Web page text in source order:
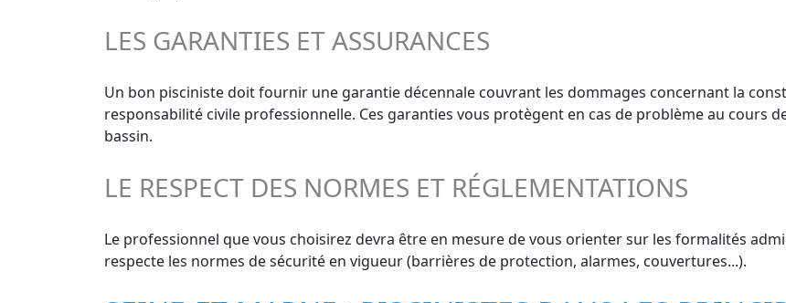
LES GARANTIES ET ASSURANCES
Un bon pisciniste doit fournir une garantie décennale couvrant les dommages concernant la
responsabilité civile professionnelle. Ces garanties vous protègent en cas de problème au cours
bassin.
LE RESPECT DES NORMES ET RÉGLEMENTATIONS
Le professionnel que vous choisirez devra être en mesure de vous orienter sur les formalités
respecte les normes de sécurité en vigueur (barrières de protection, alarmes, couvertures...).